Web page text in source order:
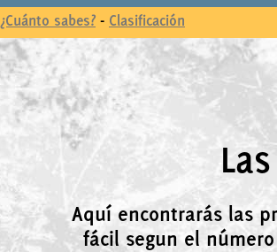
¿Cuánto sabes? - Clasificación
Aquí encontrarás las
fácil segun el